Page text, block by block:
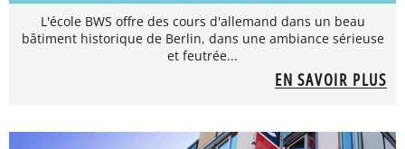
L'école BWS offre des cours d'allemand dans un beau
bâtiment historique de Berlin, dans une ambiance sérieuse
et feutrée...
EN SAVOIR PLUS